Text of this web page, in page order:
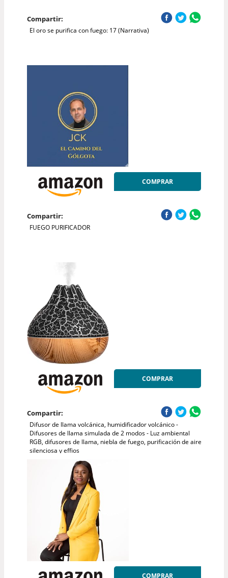
Compartir:
El oro se purifica con fuego: 17 (Narrativa)
COMPRAR
Compartir:
FUEGO PURIFICADOR
COMPRAR
Compartir:
Difusor de llama volcánica, humidificador volcánico -
Difusores de llama simulada de 2 modos - Luz ambiental
RGB, difusores de llama, niebla de fuego, purificación de aire
silenciosa y effios
COMPRAR